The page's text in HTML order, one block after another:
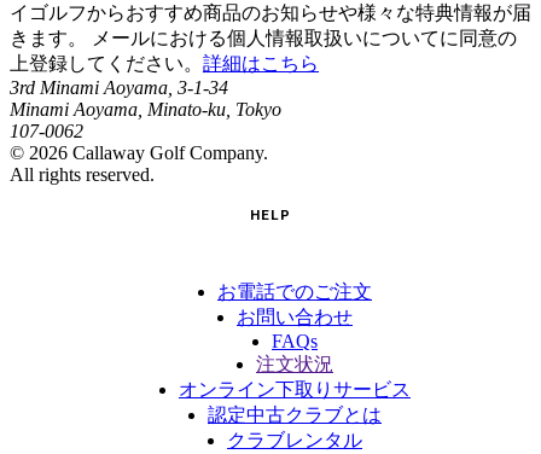
イゴルフからおすすめ商品のお知らせや様々な特典情報が届
きます。 メールにおける個人情報取扱いについてに同意の
上登録してください。 詳細はこちら
3rd Minami Aoyama, 3-1-34
Minami Aoyama, Minato-ku, Tokyo
107-0062
© 2026 Callaway Golf Company.
All rights reserved.
HELP
お電話でのご注文
お問い合わせ
FAQs
注文状況
オンライン下取りサービス
認定中古クラブとは
クラブレンタル